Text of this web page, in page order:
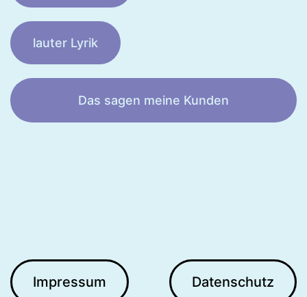
lauter Lyrik
Das sagen meine Kunden
Impressum Datenschutz